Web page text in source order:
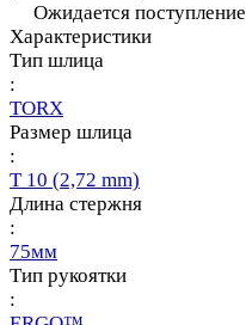
Ожидается поступление
Характеристики
Тип шлица
:
TORX
Размер шлица
:
T 10 (2,72 mm)
Длина стержня
:
75мм
Тип рукоятки
: